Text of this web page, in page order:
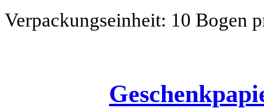
Verpackungseinheit: 10 Bogen